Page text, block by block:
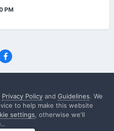
PM
rights reserved
Community
Privacy Policy and Guidelines. We
to help make this website
settings, otherwise we'll